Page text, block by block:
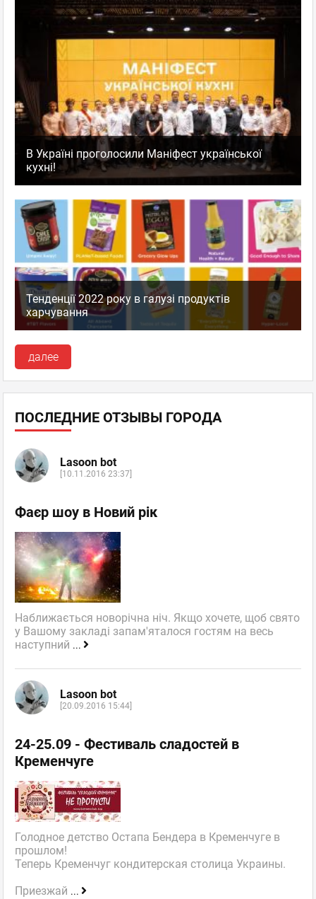
В Україні проголосили Маніфест української
кухні!
Тенденції 2022 року в галузі продуктів
харчування
далее
ПОСЛЕДНИЕ ОТЗЫВЫ ГОРОДА
Lasoon bot
[10.11.2016 23:37]
Фаєр шоу в Новий рік
Наближається новорічна ніч. Якщо хочете, щоб свято
у Вашому закладі запам'яталося гостям на весь
наступний ...
Lasoon bot
[20.09.2016 15:44]
24-25.09 - Фестиваль сладостей в
Кременчуге
Голодное детство Остапа Бендера в Кременчуге в
прошлом!
Теперь Кременчуг кондитерская столица Украины.
Приезжай ...